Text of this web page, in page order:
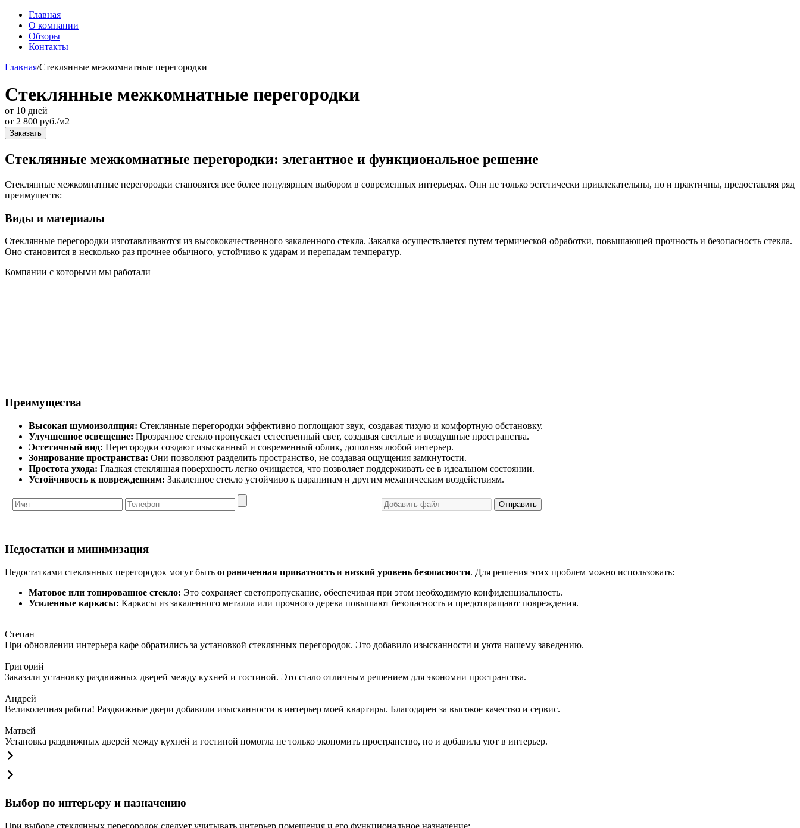
Главная
О компании
Обзоры
Контакты
Главная/Стеклянные межкомнатные перегородки
Стеклянные межкомнатные перегородки
от 10 дней
от 2 800 руб./м2
Заказать
Стеклянные межкомнатные перегородки: элегантное и функциональное решение
Стеклянные межкомнатные перегородки становятся все более популярным выбором в современных интерьерах. Они не только эстетически привлекательны, но и практичны, предоставляя ряд
преимуществ:
Виды и материалы
Стеклянные перегородки изготавливаются из высококачественного закаленного стекла. Закалка осуществляется путем термической обработки, повышающей прочность и безопасность стекла.
Оно становится в несколько раз прочнее обычного, устойчиво к ударам и перепадам температур.
Компании с которыми мы работали
Преимущества
Высокая шумоизоляция: Стеклянные перегородки эффективно поглощают звук, создавая тихую и комфортную обстановку.
Улучшенное освещение: Прозрачное стекло пропускает естественный свет, создавая светлые и воздушные пространства.
Эстетичный вид: Перегородки создают изысканный и современный облик, дополняя любой интерьер.
Зонирование пространства: Они позволяют разделить пространство, не создавая ощущения замкнутости.
Простота ухода: Гладкая стеклянная поверхность легко очищается, что позволяет поддерживать ее в идеальном состоянии.
Устойчивость к повреждениям: Закаленное стекло устойчиво к царапинам и другим механическим воздействиям.
Отправить
Недостатки и минимизация
Недостатками стеклянных перегородок могут быть ограниченная приватность и низкий уровень безопасности. Для решения этих проблем можно использовать:
Матовое или тонированное стекло: Это сохраняет светопропускание, обеспечивая при этом необходимую конфиденциальность.
Усиленные каркасы: Каркасы из закаленного металла или прочного дерева повышают безопасность и предотвращают повреждения.
Степан
При обновлении интерьера кафе обратились за установкой стеклянных перегородок. Это добавило изысканности и уюта нашему заведению.
Григорий
Заказали установку раздвижных дверей между кухней и гостиной. Это стало отличным решением для экономии пространства.
Андрей
Великолепная работа! Раздвижные двери добавили изысканности в интерьер моей квартиры. Благодарен за высокое качество и сервис.
Матвей
Установка раздвижных дверей между кухней и гостиной помогла не только экономить пространство, но и добавила уют в интерьер.
Выбор по интерьеру и назначению
При выборе стеклянных перегородок следует учитывать интерьер помещения и его функциональное назначение: